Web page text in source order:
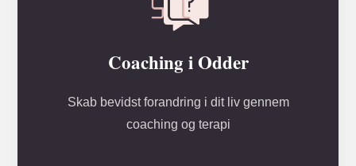
Coaching i Odder
Skab bevidst forandring i dit liv gennem
coaching og terapi